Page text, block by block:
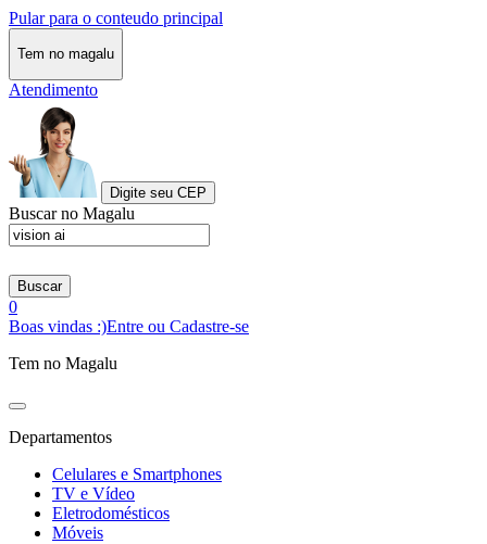
Pular para o conteudo principal
Tem no magalu
Atendimento
Digite seu CEP
Buscar no Magalu
Buscar
0
Boas vindas :)Entre ou Cadastre-se
Tem no Magalu
Departamentos
Celulares e Smartphones
TV e Vídeo
Eletrodomésticos
Móveis